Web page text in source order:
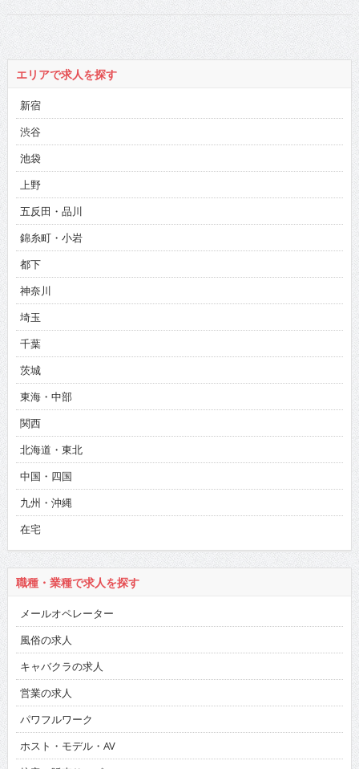
エリアで求人を探す
新宿
渋谷
池袋
上野
五反田・品川
錦糸町・小岩
都下
神奈川
埼玉
千葉
茨城
東海・中部
関西
北海道・東北
中国・四国
九州・沖縄
在宅
職種・業種で求人を探す
メールオペレーター
風俗の求人
キャバクラの求人
営業の求人
パワフルワーク
ホスト・モデル・AV